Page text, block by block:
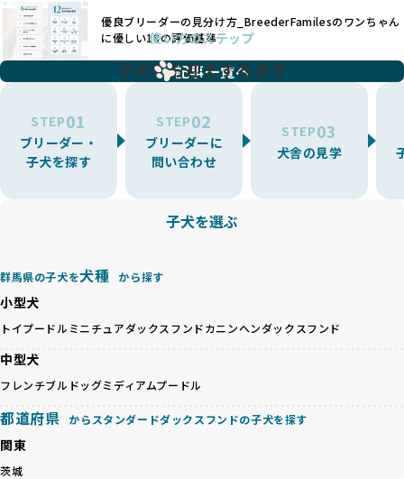
るブリーダーによるものが多く、消費者にとっても深刻な課
題となっています。
BreederFamiliesでは、こうしたワンちゃんに優しくないブ
リーディングをなくすため、すべてのワンちゃんを家族のよ
うに大切に飼育・繁殖を行っている「優良ブリーダー」のみ
BreederFamiliesでは、アニマルウェルフェアを最優先に考
えた6つの絶対基準と12の総合基準を設定しています。これに
ことを徹底しています。
BreederFamiliesでは、以下の6項目を必須条件とし、これら
基づいた責任あるブリーディングを確保しています。
さらに、健康管理、社会性の育成、遺伝子検査、食事や運動
の質など、ワンちゃんの心身に配慮した飼育環境が整ってい
るかを評価する12項目の総合基準を設けています。これによ
り、より高い基準をクリアしたブリーダーだけを厳選してい
ます。
その結果、合格率10%未満という厳しい基準をクリアした優
良ブリーダーのみが登録されています。
BreederFamiliesでは、法令に準拠するだけでなく、ワンち
ゃんを家族のように愛するという理念を共有するブリーダー
のみを厳選しています。これにより、ユーザーの皆さんに安
犬種ごとの健康管理や繁殖において質の高いケアを提供する
ことが可能です。
一方、営利優先ブリーダーは流行や需要に応じて扱う犬種を
増やす傾向があり、犬種ごとに異なる健康問題や適切な育成
環境を十分に考慮しない場合があります。こうしたブリーダ
たりストレスを抱えたりするリスクが高まります。
「少数の犬種に集中」の詳細はこちら
すが、無計画な交配には健康リスクが伴います。異なる犬種
の特徴を持つことで予測しにくい健康問題が発生する可能性
が高く、診断や治療も複雑化する場合があります。また、ミ
待する理想と現実が大きく異なることも少なくありません。
健康と性格を次世代に引き継ぐために、ミックス犬の繁殖を
避けます。無計画な交配がもたらすリスクを理解し、飼い主
殖を徹底しているのです。
一方、営利優先ブリーダーは流行や需要に応じて安易にミッ
が多く見受けられます。場合によっては、チワワ×ハスキー
等体格の異なるリスクの高い交配を行うこともあります。
優良ブリーダーの見分け方_BreederFamilesのワンちゃん
に優しい18の評価基準
記事一覧へ
使い方のステップ
子犬をお迎えするまで
STEP01
ブリーダー・
子犬を探す
STEP02
ブリーダーに
問い合わせ
STEP03
犬舎の見学
子犬を選ぶ
群馬県の子犬を犬種 から探す
小型犬
トイプードル ミニチュアダックスフンドカニンヘンダックスフンド
中型犬
フレンチブルドッグミディアムプードル
都道府県 からスタンダードダックスフンドの子犬を探す
関東
茨城